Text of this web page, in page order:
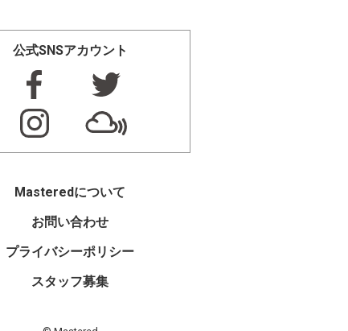
公式SNSアカウント
Masteredについて
お問い合わせ
プライバシーポリシー
スタッフ募集